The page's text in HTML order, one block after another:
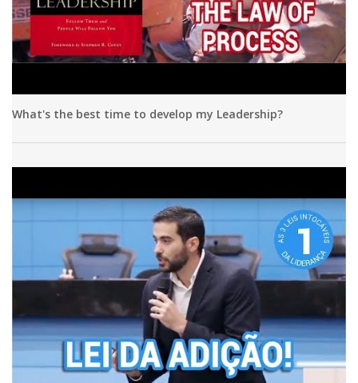
What's the best time to develop my Leadership?